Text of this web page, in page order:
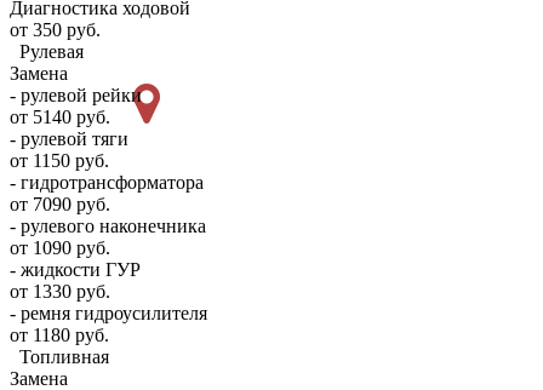
Диагностика ходовой
от 350 руб.
Рулевая
Замена
- рулевой рейки
от 5140 руб.
- рулевой тяги
от 1150 руб.
- гидротрансформатора
от 7090 руб.
- рулевого наконечника
от 1090 руб.
- жидкости ГУР
от 1330 руб.
- ремня гидроусилителя
от 1180 руб.
Топливная
Замена